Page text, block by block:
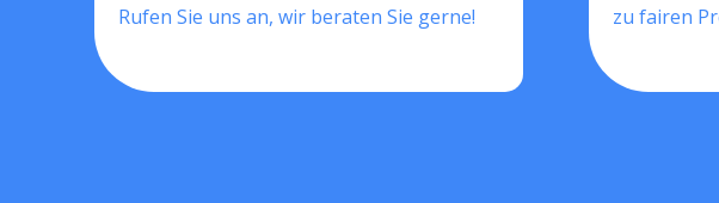
Rufen Sie uns an, wir beraten Sie gerne!
zu fairen